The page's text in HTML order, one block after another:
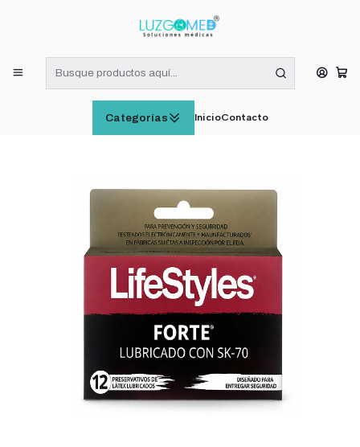
Categorías InicioContacto
¡RECIBE HOY! COMPRAS DE LUNES A VIERNES HASTA LAS 16:00
Inicio
SALUD INTIMA Y CUIDADO SEXUAL
LifeStyles Preservativos Forte 12 Unidades Látex